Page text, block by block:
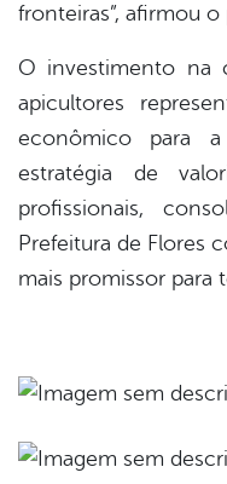
fronteiras”, afirmou
O investimento na
apicultores
econômico para
estratégia de
profissionais,
Prefeitura de Flores
mais promissor para